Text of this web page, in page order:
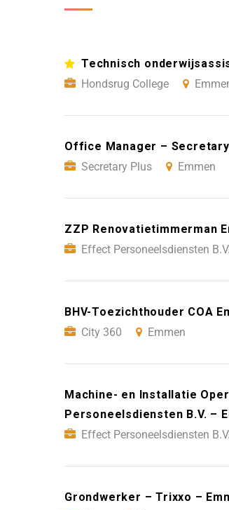
Technisch
Hondsrug College
Office Manager –
Secretary Plus
Emmen
ZZP Renovatietimmerman
Effect Personeelsdiensten B.V.
BHV-Toezichthouder COA
City 360
Emmen
Machine- en Installatie
Personeelsdiensten B.V. –
Effect Personeelsdiensten B.V.
Grondwerker – Trixxo –